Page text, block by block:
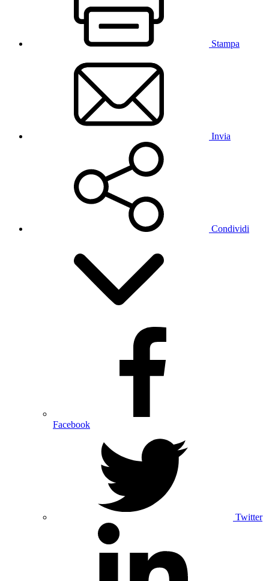
Stampa
Invia
Condividi
Facebook
Twitter